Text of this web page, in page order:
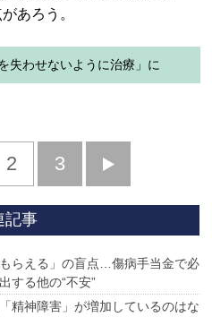
あろう。
失わせないように治療」に
2 3
へ
記事
らえる」の盲点…傷病手当金で必
する他の“不安”
精神障害」が増加しているのはな